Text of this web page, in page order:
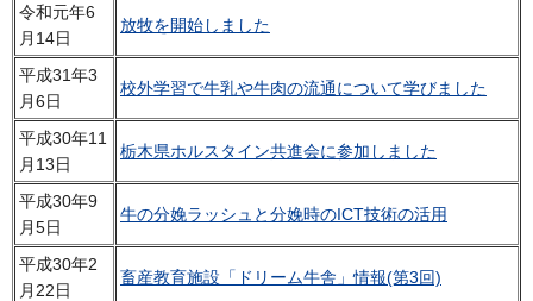
令和元年6
月14日
放牧を開始しました
平成31年3
月6日
校外学習で牛乳や牛肉の流通について学びました
平成30年11
月13日
栃木県ホルスタイン共進会に参加しました
平成30年9
月5日
牛の分娩ラッシュと分娩時のICT技術の活用
平成30年2
月22日
畜産教育施設「ドリーム牛舎」情報(第3回)